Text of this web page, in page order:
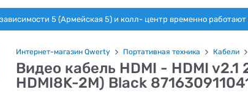
5 (Армейская 5) и колл- центр временно
Интернет-магазин Qwerty Портативная техника Кабели
Видео кабель HDMI - HDMI
HDMI8K-2M) Black